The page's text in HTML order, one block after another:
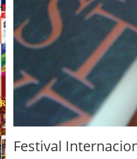
Festival